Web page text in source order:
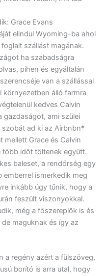
Grace Evans
elindul Wyoming-ba ahol
szállást magának.
ha szabadságra
pihen és egyáltalán
van a szállással
környezetben álló farmra
kedves Calvin
gazdaságot, ami szülei
szobát ad ki az Airbnbn*
mellett Grace és Calvin
több időt töltenek együtt.
baleset, a rendőrség egy
ismerkedik meg
inkább úgy tűnik, hogy a
feszült viszonyokkal.
még a főszereplők is és
maguknak és így az
a regény azért a fülszöveg,
borító is arra utal, hogy